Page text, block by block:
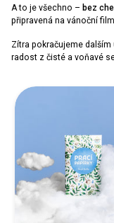
A to je všechno – bez
připravená na vánoční
Zítra pokračujeme
radost z čisté a voňavé